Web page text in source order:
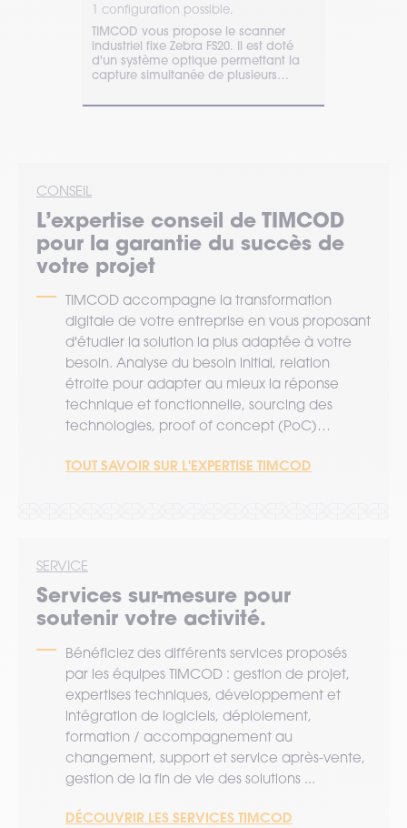
1 configuration possible.
TIMCOD vous propose le scanner
industriel fixe Zebra FS20. Il est doté
d'un système optique permettant la
capture simultanée de plusieurs
CONSEIL
L’expertise conseil de TIMCOD
pour la garantie du succès de
votre projet
TIMCOD accompagne la transformation
digitale de votre entreprise en vous proposant
d'étudier la solution la plus adaptée à votre
besoin. Analyse du besoin initial, relation
étroite pour adapter au mieux la réponse
technique et fonctionnelle, sourcing des
technologies, proof of concept (PoC)…
TOUT SAVOIR SUR L'EXPERTISE TIMCOD
SERVICE
Services sur-mesure pour
soutenir votre activité.
Bénéficiez des différents services proposés
par les équipes TIMCOD : gestion de projet,
expertises techniques, développement et
intégration de logiciels, déploiement,
formation / accompagnement au
changement, support et service après-vente,
gestion de la fin de vie des solutions ...
DÉCOUVRIR LES SERVICES TIMCOD